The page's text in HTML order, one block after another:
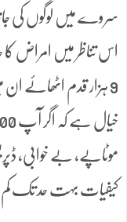
سروے میں لوگوں کی
9 ہزار قدم اٹھائے ان
موٹاپے، بے خوابی،
کیفیات بہت حد تک کم